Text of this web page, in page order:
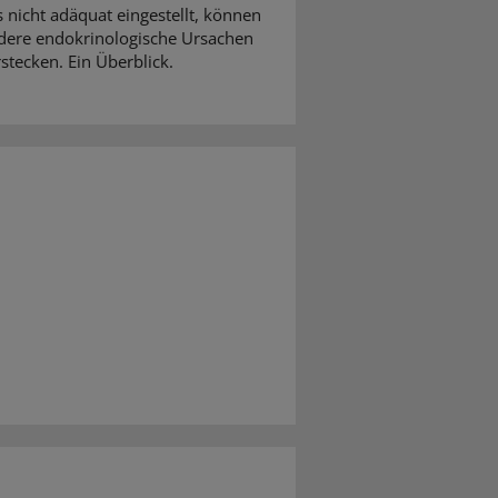
nicht adäquat eingestellt, können
endokrinologische Ursachen
Ein Überblick.